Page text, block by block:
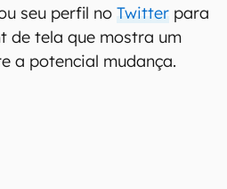
seu perfil no Twitter para
de tela que mostra um
a potencial mudança.